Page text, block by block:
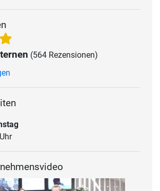
(564 Rezensionen)